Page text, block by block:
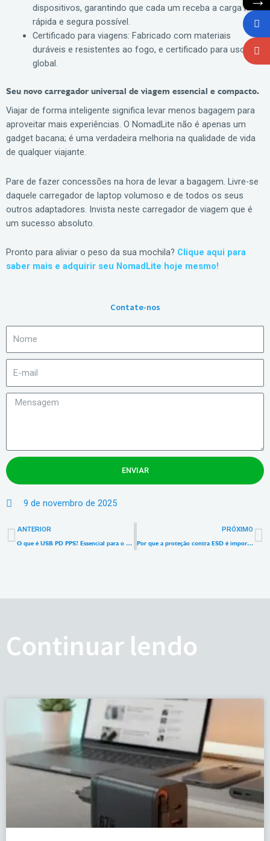
dispositivos, garantindo que cada um receba a carga mais
rápida e segura possível.
Certificado para viagens: Fabricado com materiais
duráveis e resistentes ao fogo, e certificado para uso
global.
Seu novo carregador universal de viagem essencial e compacto.
Viajar de forma inteligente significa levar menos bagagem para
aproveitar mais experiências. O NomadLite não é apenas um
gadget bacana; é uma verdadeira melhoria na qualidade de vida
de qualquer viajante.
Pare de fazer concessões na hora de levar a bagagem. Livre-se
daquele carregador de laptop volumoso e de todos os seus
outros adaptadores. Invista neste carregador de viagem que é
um sucesso absoluto.
Pronto para aliviar o peso da sua mochila? Clique aqui para
saber mais e adquirir seu NomadLite hoje mesmo!
Contate-nos
ENVIAR
9 de novembro de 2025
Anterior
ANTERIOR
O que é USB PD PPS? Essencial para o carregamento rápido da Samsung.
PRÓXIMO
Por que a proteção contra ESD é importante no design de carregadores USB-C?
Continuar lendo